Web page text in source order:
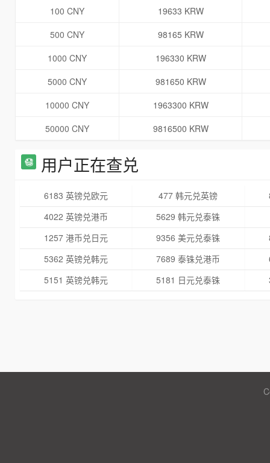
100 CNY
19633 KRW
500 CNY
98165 KRW
1000 CNY
196330 KRW
5000 CNY
981650 KRW
10000 CNY
1963300 KRW
50000 CNY
9816500 KRW
用户正在查兑
6183 英镑兑欧元 477 韩元兑英镑
4022 英镑兑港币
5629 韩元兑泰铢
1257 港币兑日元
9356 美元兑泰铢
5362 英镑兑韩元
7689 泰铢兑港币
5151 英镑兑韩元
5181 日元兑泰铢